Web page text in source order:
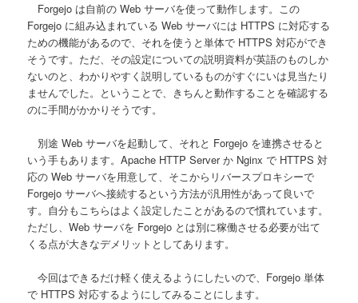
Forgejo は自前の Web サーバを使って動作します。この
Forgejo に組み込まれている Web サーバには HTTPS に対応する
ための機能があるので、それを使うと単体で HTTPS 対応ができ
そうです。ただ、その設定についての説明資料が英語のものしか
ないのと、わかりやすく説明しているものがすぐにいは見当たり
ませんでした。ということで、きちんと動作することを確認する
のに手間がかかりそうです。
別途 Web サーバを起動して、それと Forgejo を連携させると
いう手もあります。Apache HTTP Server か Nginx で HTTPS 対
応の Web サーバを用意して、そこからリバースプロキシーで
Forgejo サーバへ接続するという方法が汎用性があって良いで
す。自分もこちらはよく設定したことがあるので慣れています。
ただし、Web サーバを Forgejo とは別に稼働させる必要が出て
くる点が大きなデメリットとしてあります。
今回はできるだけ軽く使えるようにしたいので、Forgejo 単体
で HTTPS 対応するようにしてみることにします。